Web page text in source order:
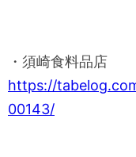
・須崎食料品店
https://
00143/